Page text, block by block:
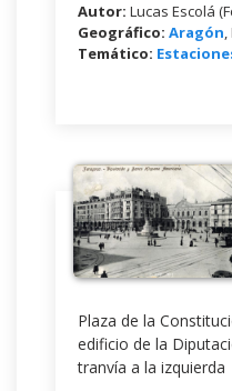
Autor: Lucas Escolá
Geográfico: Aragón
Temático:
Plaza de la
edificio de la
tranvía a la izquierda